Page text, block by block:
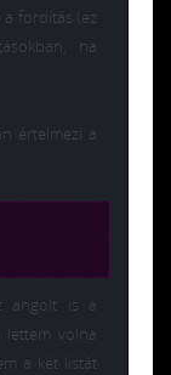
a fordítás (ez
ha
értelmezi a
angolt is a
volna
a két listát